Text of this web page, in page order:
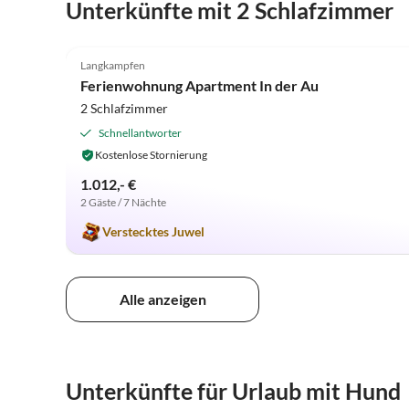
Unterkünfte mit 2 Schlafzimmer
Langkampfen
Ferienwohnung Apartment In der Au
2 Schlafzimmer
Schnellantworter
Kostenlose Stornierung
1.012,- €
2 Gäste / 7 Nächte
Verstecktes Juwel
Alle anzeigen
Unterkünfte für Urlaub mit Hund